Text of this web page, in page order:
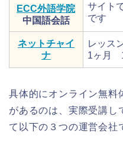
ECC外語学院
中国語会話
サイト
です
ネットチャイ
ナ
レッス
1ヶ月
具体的にオンライン無料
があるのは、実際受講し
て以下の３つの運営会社